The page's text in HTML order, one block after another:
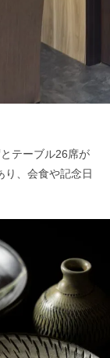
テーブル26席が
り、会食や記念日